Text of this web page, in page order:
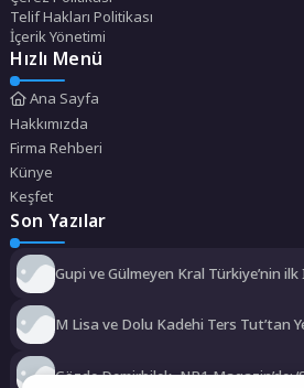
Telif Hakları Politikası
İçerik Yönetimi
Hızlı Menü
Ana Sayfa
Hakkımızda
Firma Rehberi
Künye
Keşfet
Son Yazılar
Gupi ve Gülmeyen Kral Türkiye’nin
M Lisa ve Dolu Kadehi Ters Tut’tan
Gözde Demirbilek, NR1 Magazin’de: